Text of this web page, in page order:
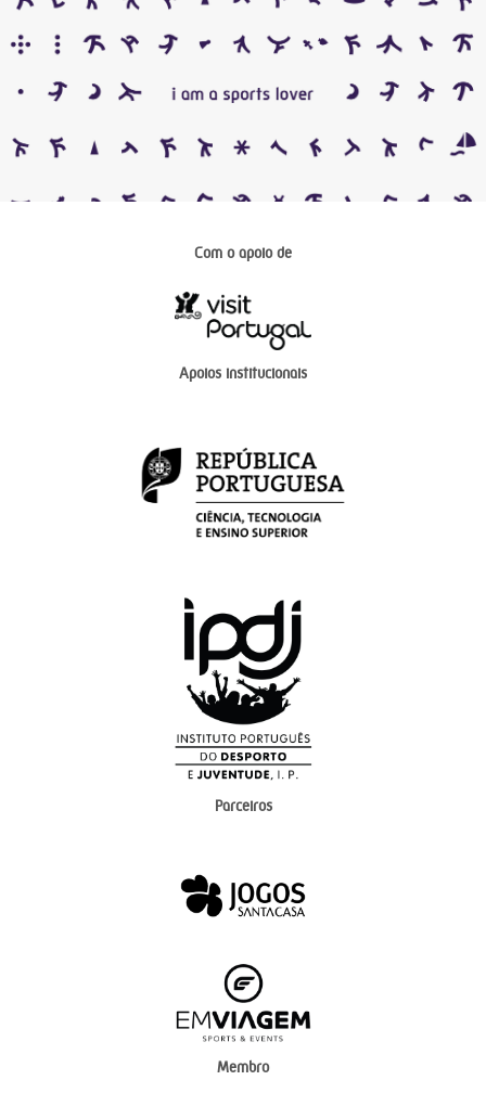
Com o apoio de
Apoios institucionais
Parceiros
Membro